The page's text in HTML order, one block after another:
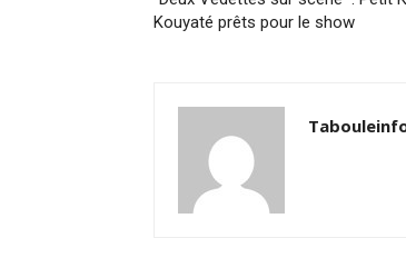
Kouyaté prêts pour le show